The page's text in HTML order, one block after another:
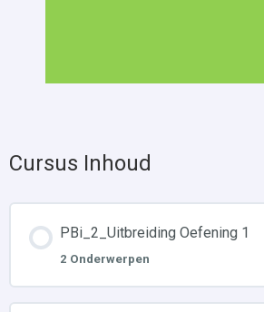
Cursus Inhoud
PBi_2_Uitbreiding Oefening 1
2 Onderwerpen